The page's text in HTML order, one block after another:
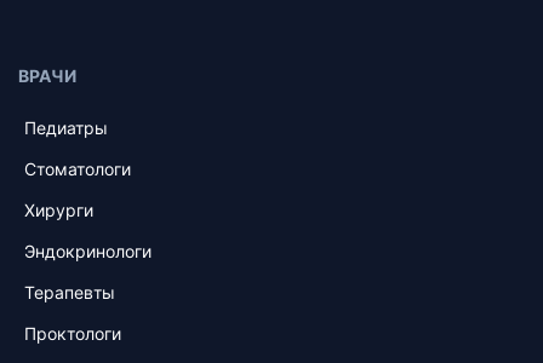
ВРАЧИ
Педиатры
Стоматологи
Хирурги
Эндокринологи
Терапевты
Проктологи